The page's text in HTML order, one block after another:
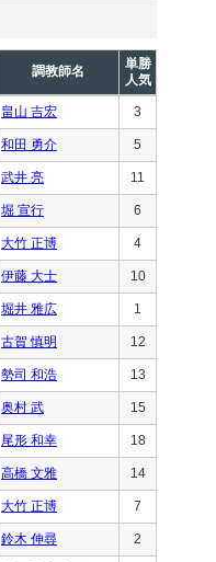
調教師名
単勝
人気
畠山 吉宏 3
和田 勇介 5
武井 亮 11
堀 宣行 6
大竹 正博 4
伊藤 大士 10
堀井 雅広 1
古賀 慎明 12
勢司 和浩 13
奥村 武 15
尾形 和幸 18
高橋 文雅 14
大竹 正博 7
鈴木 伸尋 2